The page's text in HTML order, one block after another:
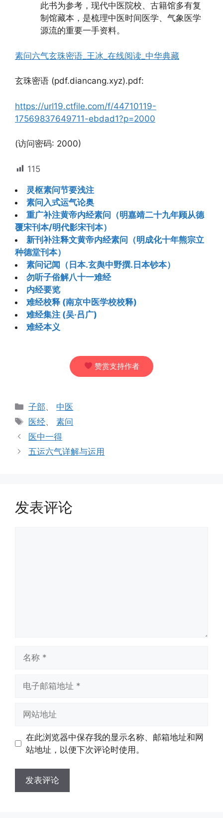
此书为参考，现代中医院校、古籍馆多有复
制馆藏本，是梳理中医时间医学、气象医学
源流的重要一手资料。
素问六气玄珠密语_王冰_在线阅读_中华典藏
玄珠密语 (pdf.diancang.xyz).pdf:
https://url19.ctfile.com/f/44710119-
17569837649711-ebdad1?p=2000
(访问密码: 2000)
115
灵枢素问节要浅注
素问入式运气论奥
重广补注黄帝内经素问（明嘉靖二十九年顾从德
覆宋刊本/明代影宋刊本）
新刊补注释文黄帝内经素问（明成化十年熊宗立
种德堂刊本）
素问记闻（日本.玄舆中野撰.日本钞本）
勿听子俗解八十一难经
内经要览
难经校释 (南京中医学校校释)
难经集注 (吴·吕广)
难经本义
赞赏支持作者
分
类
子部、 中医
标
签
医经、素问
医中一得
五运六气详解与运用
发表评论
址
址
在此浏览器中保存我的显示名称、邮箱地址和网
站地址，以便下次评论时使用。